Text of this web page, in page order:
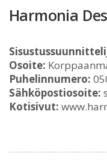
Harmonia
Osoite:
Puhelinnumero:
Sähköpostiosoite:
Kotisivut: